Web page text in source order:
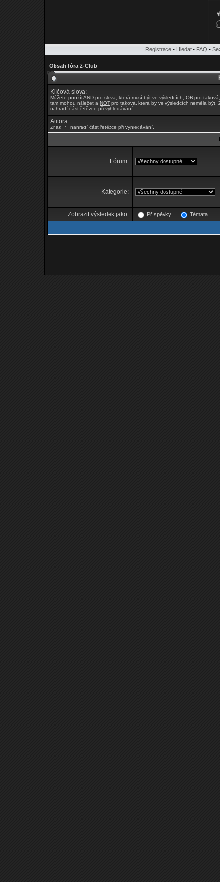
Registrace • Hledat • FAQ •
Obsah fóra Z-Club
Klíčová slova:
Můžete použítAND pro slova, která musí být ve výsledcích, OR pro
tam mohou náležet a NOT pro taková, která by ve výsledcích neměla být.
nahradí část řetězce při vyhledávání.
Autora:
Znak "*" nahradí část řetězce při vyhledávání.
Fórum:
Kategorie:
Zobrazit výsledek jako: Příspěvky Témata